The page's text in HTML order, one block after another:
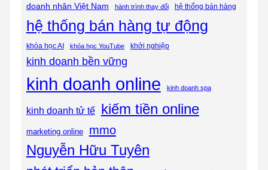
doanh nhân Việt Nam
hành trình thay đổi hệ thống bán hàng
hệ thống bán hàng tự động
khóa học AI khóa học YouTube khởi nghiệp
kinh doanh bền vững
kinh doanh online kinh doanh spa
kinh doanh tử tế kiếm tiền online
marketing online mmo
Nguyễn Hữu Tuyên